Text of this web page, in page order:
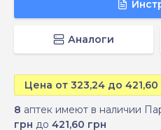
Аналоги
Цена от 323,24 до 421,60
8 аптек имеют в наличии
грн до 421,60 грн